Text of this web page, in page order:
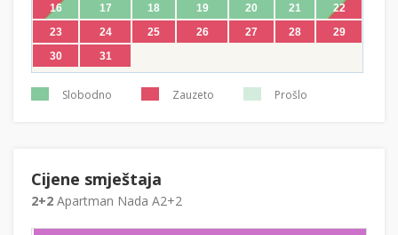
16
17 18 19 20 21
22
23
24 25 26 27 28
29
30
31
Slobodno Zauzeto Prošlo
Cijene smještaja
2+2 Apartman Nada A2+2